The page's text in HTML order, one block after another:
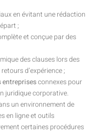
en évitant une rédaction
;
et conçue par des
des clauses lors des
d’expérience ;
entreprisesconnexes pour
juridique corporative.
un environnement de
en ligne et outils
certaines procédures